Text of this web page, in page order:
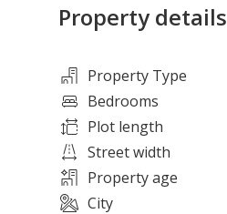
Property details
Property Type
Bedrooms
Plot length
Street width
Property age
City